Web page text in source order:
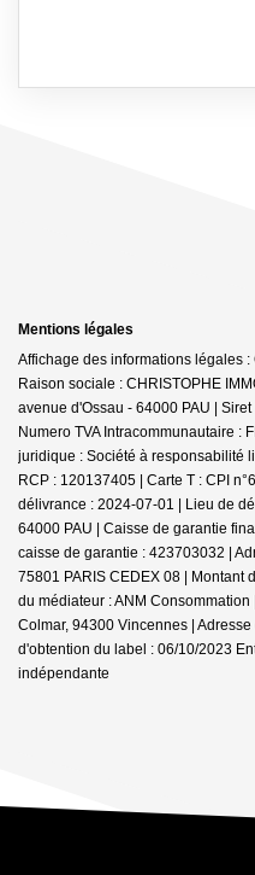
Mentions légales
Affichage des informations légales :
Raison sociale : CHRISTOPHE
avenue d'Ossau - 64000 PAU |
Numero TVA Intracommunautaire :
juridique : Société à responsabilité
RCP : 120137405 | Carte T : CPI
délivrance : 2024-07-01 | Lieu de
64000 PAU | Caisse de garantie
caisse de garantie : 423703032 |
75801 PARIS CEDEX 08 | Montant
du médiateur : ANM
Colmar, 94300 Vincennes | Adresse
d'obtention du label : 06/10/2023
indépendante